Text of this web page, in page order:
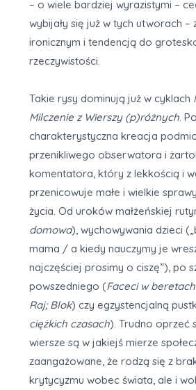
– o wiele bardziej wyrazistymi –
wybijały się już w tych utworach –
ironicznym i tendencją do
rzeczywistości.
Takie rysy dominują już w cyklach
Milczenie z Wierszy (p)różnych.
charakterystyczna kreacja
przenikliwego obserwatora i
komentatora, który z lekkością i
przenicowuje małe i wielkie
życia. Od uroków małżeńskiej
domowa), wychowywania dzieci
mama / a kiedy nauczymy je
najczęściej prosimy o ciszę”), po
powszedniego (Faceci w
Raj; Blok) czy egzystencjalną
ciężkich czasach). Trudno oprzeć
wiersze są w jakiejś mierze
zaangażowane, że rodzą się z
krytycyzmu wobec świata, ale i